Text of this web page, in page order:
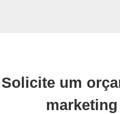
Solicite um